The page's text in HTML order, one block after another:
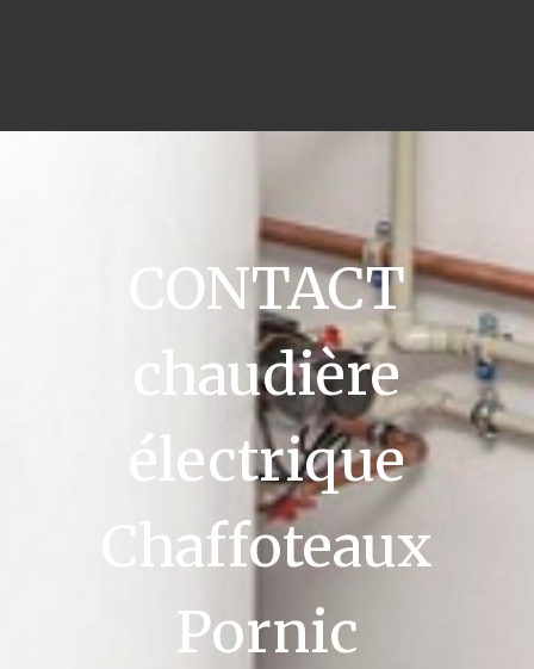
CONTACT
chaudière
électrique
Chaffoteaux
Pornic